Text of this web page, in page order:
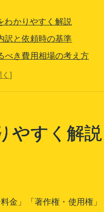
わかりやすく解説
訳と依頼時の基準
べき費用相場の考え方
用が変動する要素とは
意すべき料金体系
ー制作の費用感
費用感の違いを解説
やすく解説
」「著作権・使用権